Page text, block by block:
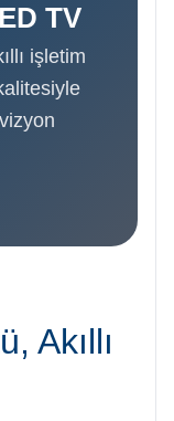
TV
işletim
Akıllı